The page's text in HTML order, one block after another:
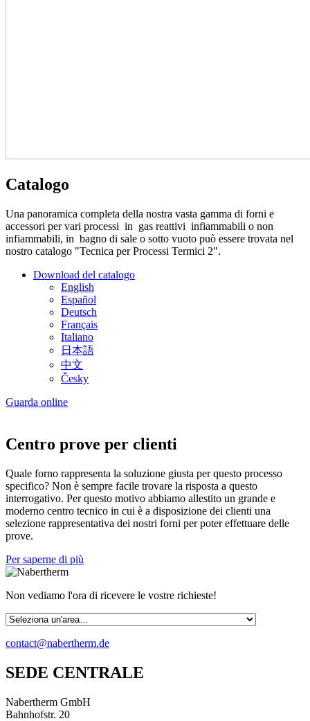
Catalogo
Una panoramica completa della nostra vasta gamma di forni e
accessori per vari processi in gas reattivi infiammabili o non
infiammabili, in bagno di sale o sotto vuoto può essere trovata nel
nostro catalogo "Tecnica per Processi Termici 2".
Download del catalogo
English
Español
Deutsch
Français
Italiano
日本語
中文
Česky
Guarda online
Centro prove per clienti
Quale forno rappresenta la soluzione giusta per questo processo
specifico? Non è sempre facile trovare la risposta a questo
interrogativo. Per questo motivo abbiamo allestito un grande e
moderno centro tecnico in cui è a disposizione dei clienti una
selezione rappresentativa dei nostri forni per poter effettuare delle
prove.
Per saperne di più
Non vediamo l'ora di ricevere le vostre richieste!
contact@nabertherm.de
SEDE CENTRALE
Nabertherm GmbH
Bahnhofstr. 20